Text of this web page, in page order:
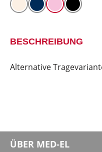
BESCHREIBUNG
Alternative
ÜBER MED-EL